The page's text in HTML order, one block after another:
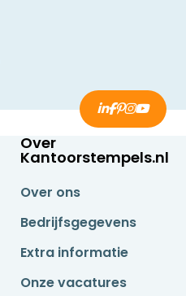
Over
Kantoorstempels.nl
Over ons
Bedrijfsgegevens
Extra informatie
Onze vacatures